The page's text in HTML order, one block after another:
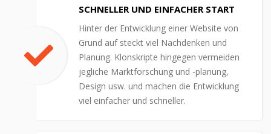
SCHNELLER UND EINFACHER START
Hinter der Entwicklung einer Website von
Grund auf steckt viel Nachdenken und
Planung. Klonskripte hingegen vermeiden
jegliche Marktforschung und -planung,
Design usw. und machen die Entwicklung
viel einfacher und schneller.